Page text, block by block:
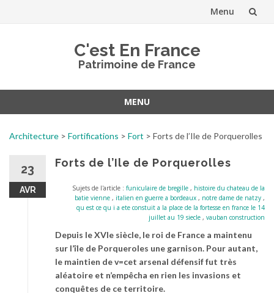
Menu
C'est En France
Patrimoine de France
MENU
Architecture > Fortifications > Fort > Forts de l’Ile de Porquerolles
23
AVR
Forts de l’Ile de Porquerolles
Sujets de l'article : funiculaire de bregille , histoire du chateau de la
batie vienne , italien en guerre a bordeaux , notre dame de natzy ,
qu est ce qu i a ete constuit a la place de la fortesse en france le 14
juillet au 19 siecle , vauban construction
Depuis le XVIe siècle, le roi de France a maintenu
sur l’île de Porqueroles une garnison. Pour autant,
le maintien de v=cet arsenal défensif fut très
aléatoire et n’empêcha en rien les invasions et
conquêtes de ce territoire.